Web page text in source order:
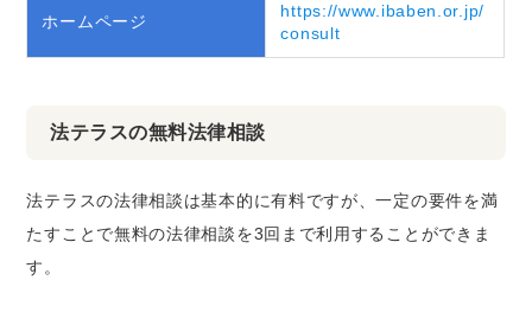
ホームページ
https://www.ibaben.or.jp/
consult
法テラスの無料法律相談
法テラスの法律相談は基本的に有料ですが、一定の要件を満
たすことで無料の法律相談を3回まで利用することができま
す。